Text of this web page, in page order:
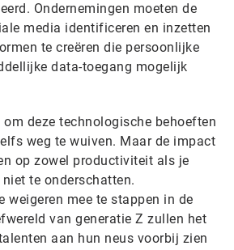
Ondernemingen moeten de
media identificeren en inzetten
te creëren die persoonlijke
data-toegang mogelijk
deze technologische behoeften
weg te wuiven. Maar de impact
op zowel productiviteit als je
te onderschatten.
weigeren mee te stappen in de
van generatie Z zullen het
aan hun neus voorbij zien